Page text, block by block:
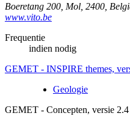
Boeretang 200 Mol 2400
www.vito.be
Frequentie
indien nodig
GEMET - INSPIRE themes,
Geologie
GEMET - Concepten, versie 2.4